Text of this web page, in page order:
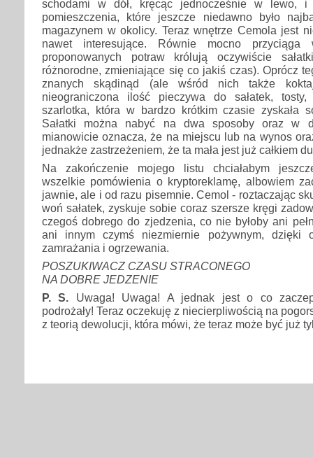
schodami w dół, kręcąc jednocześnie w lewo, i
pomieszczenia, które jeszcze niedawno było
magazynem w okolicy. Teraz wnętrze Cemola jest
nawet interesujące. Równie mocno przyciąga
proponowanych potraw królują oczywiście
różnorodne, zmieniające się co jakiś czas). Oprócz
znanych skądinąd (ale wśród nich także
nieograniczona ilość pieczywa do sałatek,
szarlotka, która w bardzo krótkim czasie zyskała
Sałatki można nabyć na dwa sposoby oraz w
mianowicie oznacza, że na miejscu lub na wynos
jednakże zastrzeżeniem, że ta mała jest już całkiem
Na zakończenie mojego listu chciałabym
wszelkie pomówienia o kryptoreklamę, albowiem
jawnie, ale i od razu pisemnie. Cemol - roztaczając
woń sałatek, zyskuje sobie coraz szersze kręgi
czegoś dobrego do zjedzenia, co nie byłoby ani
ani innym czymś niezmiernie pożywnym, dzięki
zamrażania i ogrzewania.
POSZUKIWACZ CZASU STRACONEGO
NA DOBRE JEDZENIE
P. S. Uwaga! Uwaga! A jednak jest o co
podrożały! Teraz oczekuję z niecierpliwością na
z teorią dewolucji, która mówi, że teraz może być już